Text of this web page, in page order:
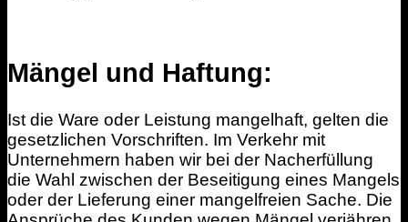
Mängel und Haftung:
Ist die Ware oder Leistung mangelhaft, gelten die
gesetzlichen Vorschriften. Im Verkehr mit
Unternehmern haben wir bei der Nacherfüllung
die Wahl zwischen der Beseitigung eines Mangels
oder der Lieferung einer mangelfreien Sache. Die